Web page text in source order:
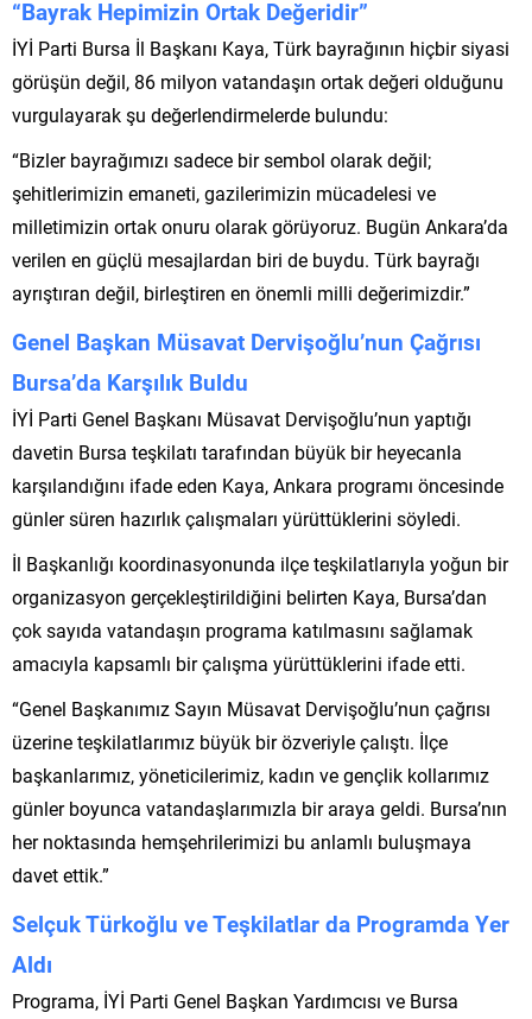
“Bayrak Hepimizin Ortak Değeridir”
İYİ Parti Bursa İl Başkanı Kaya, Türk bayrağının hiçbir siyasi
görüşün değil, 86 milyon vatandaşın ortak değeri olduğunu
vurgulayarak şu değerlendirmelerde bulundu:
“Bizler bayrağımızı sadece bir sembol olarak değil;
şehitlerimizin emaneti, gazilerimizin mücadelesi ve
milletimizin ortak onuru olarak görüyoruz. Bugün Ankara’da
verilen en güçlü mesajlardan biri de buydu. Türk bayrağı
ayrıştıran değil, birleştiren en önemli milli değerimizdir.”
Genel Başkan Müsavat Dervişoğlu’nun Çağrısı
Bursa’da Karşılık Buldu
İYİ Parti Genel Başkanı Müsavat Dervişoğlu’nun yaptığı
davetin Bursa teşkilatı tarafından büyük bir heyecanla
karşılandığını ifade eden Kaya, Ankara programı öncesinde
günler süren hazırlık çalışmaları yürüttüklerini söyledi.
İl Başkanlığı koordinasyonunda ilçe teşkilatlarıyla yoğun bir
organizasyon gerçekleştirildiğini belirten Kaya, Bursa’dan
çok sayıda vatandaşın programa katılmasını sağlamak
amacıyla kapsamlı bir çalışma yürüttüklerini ifade etti.
“Genel Başkanımız Sayın Müsavat Dervişoğlu’nun çağrısı
üzerine teşkilatlarımız büyük bir özveriyle çalıştı. İlçe
başkanlarımız, yöneticilerimiz, kadın ve gençlik kollarımız
günler boyunca vatandaşlarımızla bir araya geldi. Bursa’nın
her noktasında hemşehrilerimizi bu anlamlı buluşmaya
davet ettik.”
Selçuk Türkoğlu ve Teşkilatlar da Programda Yer
Aldı
Programa, İYİ Parti Genel Başkan Yardımcısı ve Bursa